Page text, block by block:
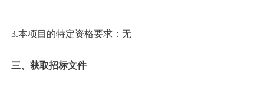
3.本项目的特定资格要求：无
三、获取招标文件